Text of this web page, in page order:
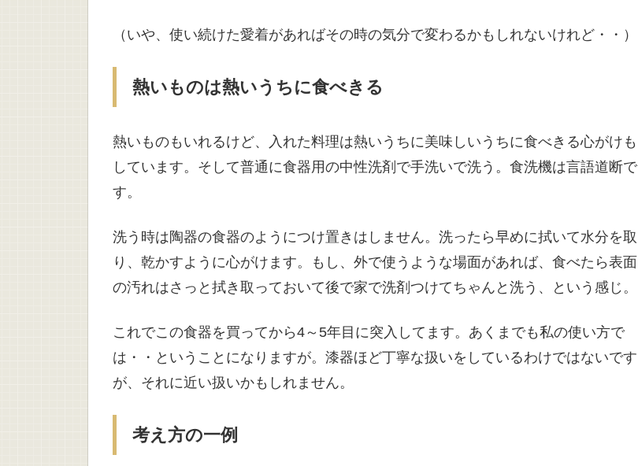
（いや、使い続けた愛着があればその時の気分で変わるかもしれないけれど・・）
熱いものは熱いうちに食べきる
熱いものもいれるけど、入れた料理は熱いうちに美味しいうちに食べきる心がけも
しています。そして普通に食器用の中性洗剤で手洗いで洗う。食洗機は言語道断で
す。
洗う時は陶器の食器のようにつけ置きはしません。洗ったら早めに拭いて水分を取
り、乾かすように心がけます。もし、外で使うような場面があれば、食べたら表面
の汚れはさっと拭き取っておいて後で家で洗剤つけてちゃんと洗う、という感じ。
これでこの食器を買ってから4～5年目に突入してます。あくまでも私の使い方で
は・・ということになりますが。漆器ほど丁寧な扱いをしているわけではないです
が、それに近い扱いかもしれません。
考え方の一例